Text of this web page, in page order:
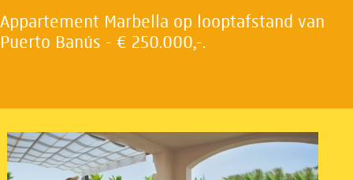
Appartement Marbella op looptafstand van
Puerto Banús - € 250.000,-.